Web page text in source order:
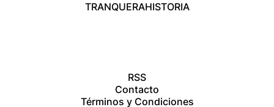
TRANQUERAHISTORIA
RSS
Contacto
Términos y Condiciones